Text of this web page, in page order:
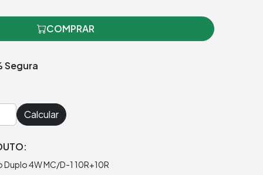
COMPRAR
Segura
Calcular
4W MC/D-1 10R+10R